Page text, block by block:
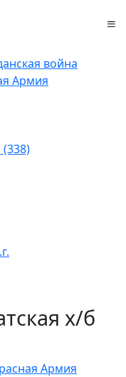
война
Армия
х/б
Армия